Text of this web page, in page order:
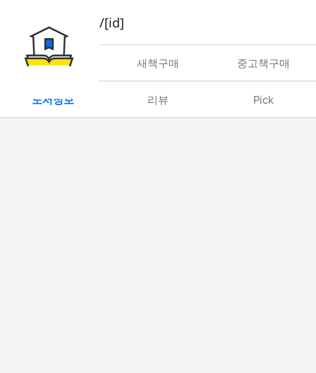
book/rent/[id]
대여 새책구매 중고책구매
도서정보 리뷰 Pick